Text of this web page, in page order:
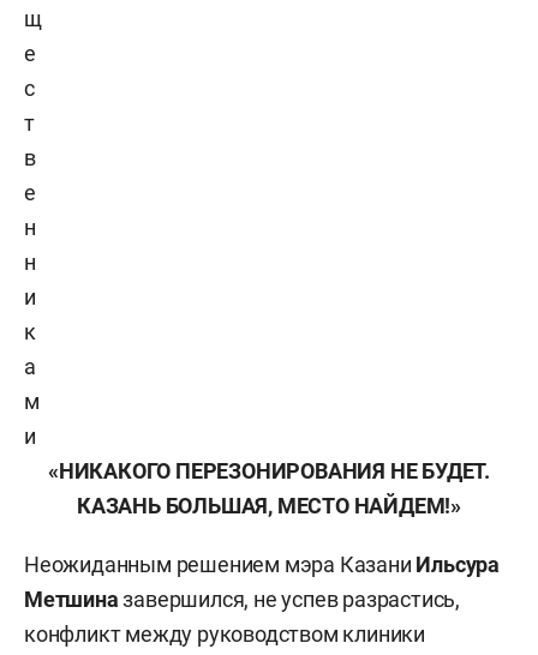
щ
е
с
т
в
е
н
н
и
к
а
м
и
«НИКАКОГО ПЕРЕЗОНИРОВАНИЯ НЕ БУДЕТ.
КАЗАНЬ БОЛЬШАЯ, МЕСТО НАЙДЕМ!»
Неожиданным решением мэра Казани Ильсура
Метшиназавершился, не успев разрастись,
конфликт между руководством клиники